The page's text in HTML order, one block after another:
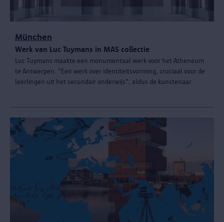
München
Werk van Luc Tuymans in MAS collectie
Luc Tuymans maakte een monumentaal werk voor het Atheneum
te Antwerpen. "Een werk over identiteitsvorming, cruciaal voor de
leerlingen uit het secundair onderwijs", aldus de kunstenaar.